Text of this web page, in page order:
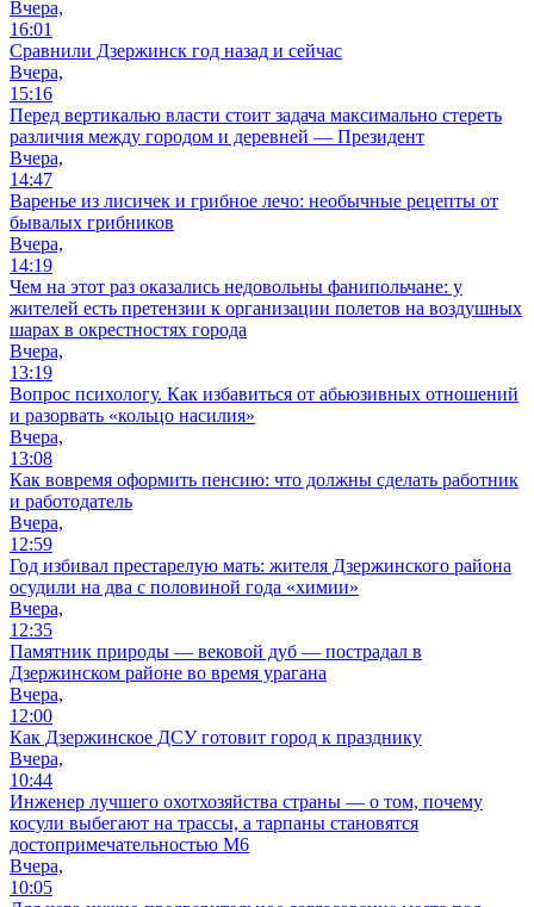
Вчера,
16:01
Сравнили Дзержинск год назад и сейчас
Вчера,
15:16
Перед вертикалью власти стоит задача максимально стереть
различия между городом и деревней — Президент
Вчера,
14:47
Варенье из лисичек и грибное лечо: необычные рецепты от
бывалых грибников
Вчера,
14:19
Чем на этот раз оказались недовольны фанипольчане: у
жителей есть претензии к организации полетов на воздушных
шарах в окрестностях города
Вчера,
13:19
Вопрос психологу. Как избавиться от абьюзивных отношений
и разорвать «кольцо насилия»
Вчера,
13:08
Как вовремя оформить пенсию: что должны сделать работник
и работодатель
Вчера,
12:59
Год избивал престарелую мать: жителя Дзержинского района
осудили на два с половиной года «химии»
Вчера,
12:35
Памятник природы — вековой дуб — пострадал в
Дзержинском районе во время урагана
Вчера,
12:00
Как Дзержинское ДСУ готовит город к празднику
Вчера,
10:44
Инженер лучшего охотхозяйства страны — о том, почему
косули выбегают на трассы, а тарпаны становятся
достопримечательностью М6
Вчера,
10:05